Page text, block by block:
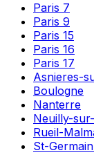
Paris 7
Paris 9
Paris 15
Paris 16
Paris 17
Asnieres-
Boulogne
Nanterre
Neuilly-
Rueil-
St-